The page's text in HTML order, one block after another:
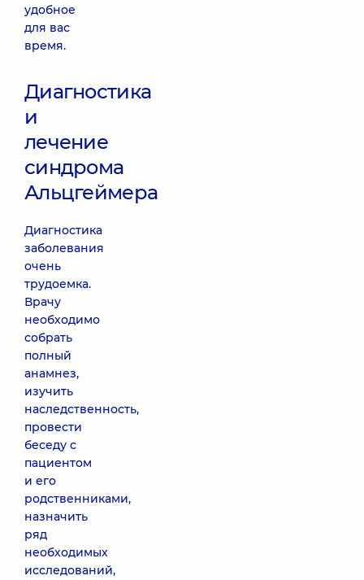
удобное
для вас
время.
Диагностика
и
лечение
синдрома
Альцгеймера
Диагностика
заболевания
очень
трудоемка.
Врачу
необходимо
собрать
полный
анамнез,
изучить
наследственность,
провести
беседу с
пациентом
и его
родственниками,
назначить
ряд
необходимых
исследований,